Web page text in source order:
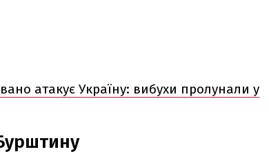
атакує Україну: вибухи пролунали у